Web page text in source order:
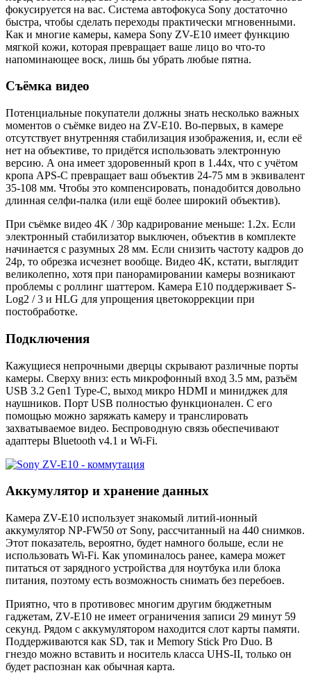
фокусируется на вас. Система автофокуса Sony достаточно
быстра, чтобы сделать переходы практически мгновенными.
Как и многие камеры, камера Sony ZV-E10 имеет функцию
мягкой кожи, которая превращает ваше лицо во что-то
напоминающее воск, лишь бы убрать любые пятна.
Съёмка видео
Потенциальные покупатели должны знать несколько важных
моментов о съёмке видео на ZV-E10. Во-первых, в камере
отсутствует внутренняя стабилизация изображения, и, если её
нет на объективе, то придётся использовать электронную
версию. А она имеет здоровенный кроп в 1.44х, что с учётом
кропа APS-C превращает ваш объектив 24-75 мм в эквивалент
35-108 мм. Чтобы это компенсировать, понадобится довольно
длинная селфи-палка (или ещё более широкий объектив).
При съёмке видео 4K / 30p кадрирование меньше: 1.2x. Если
электронный стабилизатор выключен, объектив в комплекте
начинается с разумных 28 мм. Если снизить частоту кадров до
24p, то обрезка исчезнет вообще. Видео 4K, кстати, выглядит
великолепно, хотя при панорамировании камеры возникают
проблемы с роллинг шаттером. Камера E10 поддерживает S-
Log2 / 3 и HLG для упрощения цветокоррекции при
постобработке.
Подключения
Кажущиеся непрочными дверцы скрывают различные порты
камеры. Сверху вниз: есть микрофонный вход 3.5 мм, разъём
USB 3.2 Gen1 Type-C, выход микро HDMI и миниджек для
наушников. Порт USB полностью функционален. С его
помощью можно заряжать камеру и транслировать
захватываемое видео. Беспроводную связь обеспечивают
адаптеры Bluetooth v4.1 и Wi-Fi.
Аккумулятор и хранение данных
Камера ZV-E10 использует знакомый литий-ионный
аккумулятор NP-FW50 от Sony, рассчитанный на 440 снимков.
Этот показатель, вероятно, будет намного больше, если не
использовать Wi-Fi. Как упоминалось ранее, камера может
питаться от зарядного устройства для ноутбука или блока
питания, поэтому есть возможность снимать без перебоев.
Приятно, что в противовес многим другим бюджетным
гаджетам, ZV-E10 не имеет ограничения записи 29 минут 59
секунд. Рядом с аккумулятором находится слот карты памяти.
Поддерживаются как SD, так и Memory Stick Pro Duo. В
гнездо можно вставить и носитель класса UHS-II, только он
будет распознан как обычная карта.